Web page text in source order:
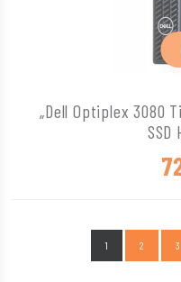
„Dell Optiplex 3080
SSD
1 2 3